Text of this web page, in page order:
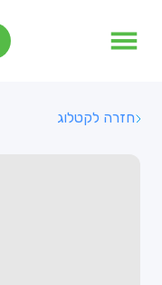
חזרה לקטלוג